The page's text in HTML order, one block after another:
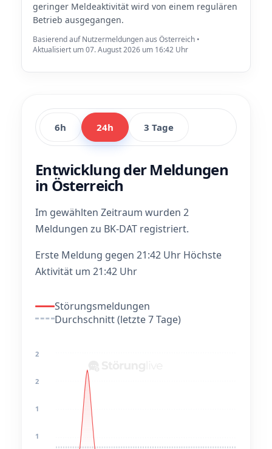
geringer Meldeaktivität wird von einem regulären
Betrieb ausgegangen.
Basierend auf Nutzermeldungen aus Österreich •
Aktualisiert um 07. August 2026 um 16:42 Uhr
6h 24h 3 Tage
Entwicklung der Meldungen
in Österreich
Im gewählten Zeitraum wurden 2
Meldungen zu BK-DAT registriert.
Erste Meldung gegen 21:42 Uhr Höchste
Aktivität um 21:42 Uhr
Störungsmeldungen
Durchschnitt (letzte 7 Tage)
2
2
1
1